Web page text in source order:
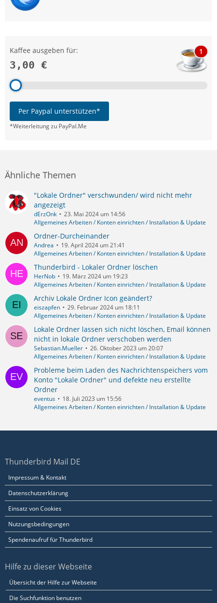
Kaffee ausgeben für:
3,00 €
1
Per Paypal unterstützen*
*Weiterleitung zu PayPal.Me
Ähnliche Themen
"Lokale Ordner" verschwunden/ wird nicht mehr
angezeigt
dErzOnk
23. Mai 2024 um 14:56
Allgemeines Arbeiten / Konten einrichten / Installation & Update
Ordner-Durcheinander
Andrea
19. April 2024 um 21:41
Allgemeines Arbeiten / Konten einrichten / Installation & Update
Thunderbird - Lokaler Ordner löschen
HerNob
19. März 2024 um 19:23
Allgemeines Arbeiten / Konten einrichten / Installation & Update
Archiv Lokale Ordner Icon geändert?
eiszapfen
29. Februar 2024 um 18:11
Allgemeines Arbeiten / Konten einrichten / Installation & Update
Lokale Ordner lassen sich nicht löschen, Email können
nicht in lokale Ordner verschoben werden
Sebastian.Mueller
26. Oktober 2023 um 20:07
Allgemeines Arbeiten / Konten einrichten / Installation & Update
Probleme beim Laden des Nachrichtenspeichers vom
Konto "Lokale Ordner" und defekte neu erstellte
Ordner
eventus
18. Juli 2023 um 15:56
Allgemeines Arbeiten / Konten einrichten / Installation & Update
Thunderbird Mail DE
Impressum & Kontakt
Datenschutzerklärung
Einsatz von Cookies
Nutzungsbedingungen
Spendenaufruf für Thunderbird
Hilfe zu dieser Webseite
Übersicht der Hilfe zur Webseite
Die Suchfunktion benutzen